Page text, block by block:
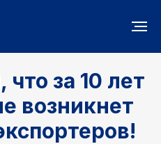
за 10 лет
возникнет